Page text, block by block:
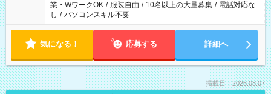
業・WワークOK / 服装自由 / 10名以上の大量募集 / 電話対応な
し / パソコンスキル不要
気になる！ 応募する 詳細へ
掲載日：2026.08.07